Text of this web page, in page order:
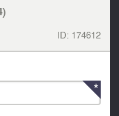
ID: 174612